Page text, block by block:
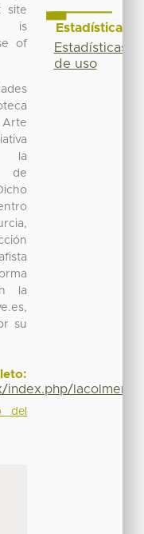
site
is
of
la
de
la
su
index.php/
del
Estadísticas
Estadísticas
de uso